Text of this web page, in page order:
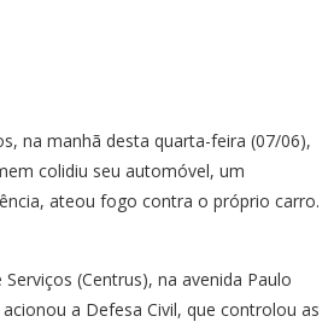
na manhã desta quarta-feira (07/06),
colidiu seu automóvel, um
ateou fogo contra o próprio carro.
(Centrus), na avenida Paulo
a Defesa Civil, que controlou as